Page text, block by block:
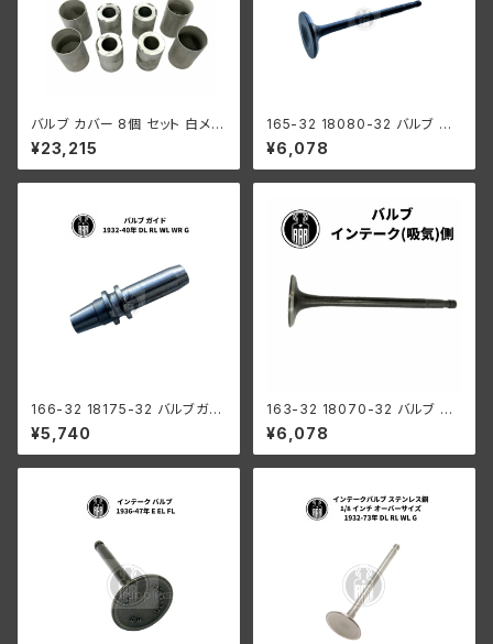
バルブ カバー 8個 セット 白メッ
キ ハーレーダビッドソン WR
¥23,215
165-32 18080-32 バルブ エ
キゾースト 排気側 ハーレーダビ
ッドソン 1932-73年 DL RL W
L G エンジン
¥6,078
166-32 18175-32 バルブガイ
ド ハーレーダビッドソン 1932-
40年 DL RL WL WR G
¥5,740
163-32 18070-32 バルブ イ
ンテーク 吸気側 ハーレー エン
ジン RL WL 陸王
¥6,078